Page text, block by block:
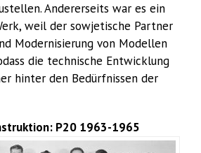
Andererseits war es ein
weil der sowjetische Partner
Modernisierung von Modellen
die technische Entwicklung
hinter den Bedürfnissen der
P20 1963-1965